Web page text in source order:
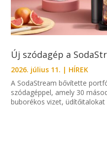
Új szódagép a
2026. július 11. | HÍREK
A SodaStream bővítette
szódagéppel, amely 30
buborékos vizet, üdítőitalokat